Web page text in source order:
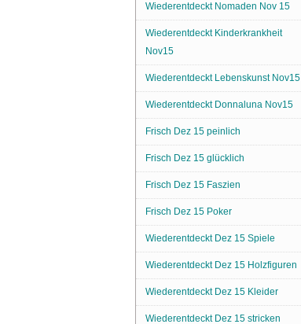
Wiederentdeckt Nomaden Nov 15
Wiederentdeckt Kinderkrankheit
Nov15
Wiederentdeckt Lebenskunst Nov15
Wiederentdeckt Donnaluna Nov15
Frisch Dez 15 peinlich
Frisch Dez 15 glücklich
Frisch Dez 15 Faszien
Frisch Dez 15 Poker
Wiederentdeckt Dez 15 Spiele
Wiederentdeckt Dez 15 Holzfiguren
Wiederentdeckt Dez 15 Kleider
Wiederentdeckt Dez 15 stricken